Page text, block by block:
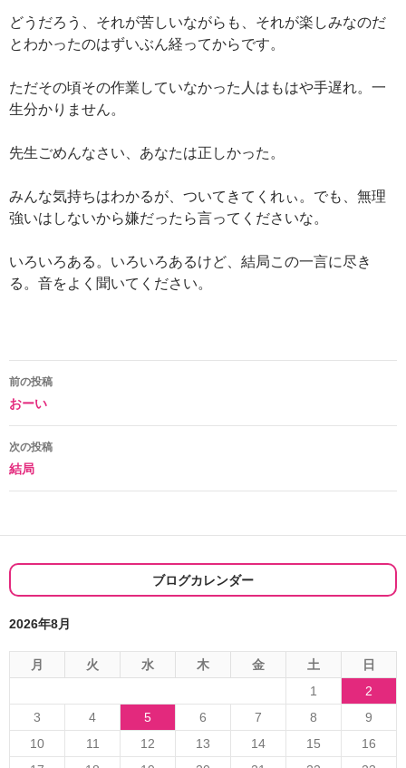
どうだろう、それが苦しいながらも、それが楽しみなのだ
とわかったのはずいぶん経ってからです。
ただその頃その作業していなかった人はもはや手遅れ。一
生分かりません。
先生ごめんなさい、あなたは正しかった。
みんな気持ちはわかるが、ついてきてくれぃ。でも、無理
強いはしないから嫌だったら言ってくださいな。
いろいろある。いろいろあるけど、結局この一言に尽き
る。音をよく聞いてください。
投
稿
ナ
ビ
ー
シ
ョ
ン
前の投稿
おーい
次の投稿
結局
ブログカレンダー
2026年8月
月 火 水 木 金 土
日
1
2
3
4 5 6 7 8
9
10
11 12 13 14 15
16